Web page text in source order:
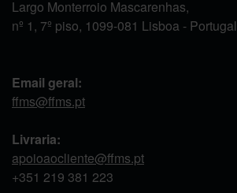
Largo Monterroio Mascarenhas,
nº 1, 7º piso, 1099-081 Lisboa - Portugal
Email geral:
ffms@ffms.pt
Livraria:
apoioaocliente@ffms.pt
+351 219 381 223